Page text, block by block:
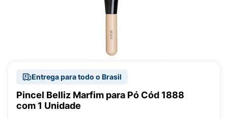
Entrega para todo o Brasil
Pincel Belliz Marfim para Pó Cód 1888
com 1 Unidade